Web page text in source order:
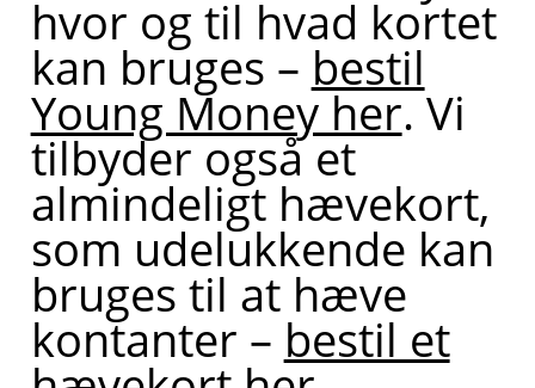
hvor og til hvad kortet
kan bruges – bestil
Young Money her. Vi
tilbyder også et
almindeligt hævekort,
som udelukkende kan
bruges til at hæve
kontanter – bestil et